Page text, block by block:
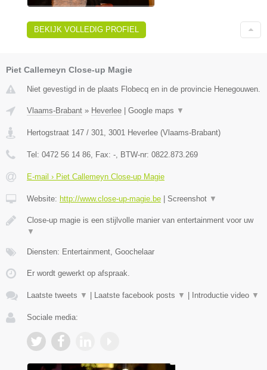
BEKIJK VOLLEDIG PROFIEL
Piet Callemeyn Close-up Magie
Niet gevestigd in de plaats Flobecq en in de provincie Henegouwen.
Vlaams-Brabant » Heverlee Google maps ▼
Hertogstraat 147 / 301, 3001 Heverlee (Vlaams-Brabant)
Tel: 0472 56 14 86, Fax: -, BTW-nr: 0822.873.269
E-mail › Piet Callemeyn Close-up Magie
Website: http://www.close-up-magie.be Screenshot ▼
Close-up magie is een stijlvolle manier van entertainment voor uw
▼
Diensten: Entertainment, Goochelaar
Er wordt gewerkt op afspraak.
Laatste tweets ▼ Laatste facebook posts ▼ Introductie video ▼
Sociale media: